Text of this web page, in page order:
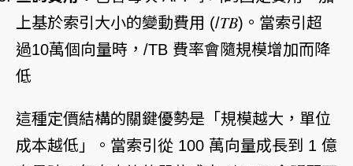
上基於索引大小的變動費用 (/𝑇𝐵)。當索引超
過10萬個向量時，/TB 費率會隨規模增加而降
低
這種定價結構的關鍵優勢是「規模越大，單位
成本越低」。當索引從 100 萬向量成長到 1 億